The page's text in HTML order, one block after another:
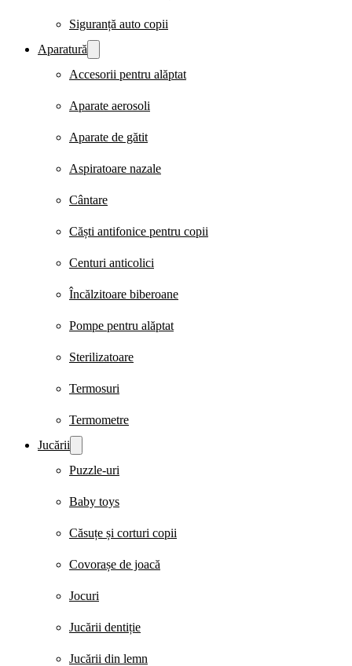
Siguranță auto copii
Aparatură
Accesorii pentru alăptat
Aparate aerosoli
Aparate de gătit
Aspiratoare nazale
Cântare
Căști antifonice pentru copii
Centuri anticolici
Încălzitoare biberoane
Pompe pentru alăptat
Sterilizatoare
Termosuri
Termometre
Jucării
Puzzle-uri
Baby toys
Căsuțe și corturi copii
Covorașe de joacă
Jocuri
Jucării dentiție
Jucării din lemn